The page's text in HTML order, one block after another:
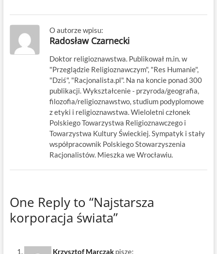
O autorze wpisu:
Radosław Czarnecki
Doktor religioznawstwa. Publikował m.in. w
"Przeglądzie Religioznawczym", "Res Humanie",
"Dziś", "Racjonalista.pl". Na na koncie ponad 300
publikacji. Wykształcenie - przyroda/geografia,
filozofia/religioznawstwo, studium podyplomowe
z etyki i religioznawstwa. Wieloletni członek
Polskiego Towarzystwa Religioznawczego i
Towarzystwa Kultury Świeckiej. Sympatyk i stały
współpracownik Polskiego Stowarzyszenia
Racjonalistów. Mieszka we Wrocławiu.
One Reply to “Najstarsza
korporacja świata”
Krzysztof Marczak pisze: